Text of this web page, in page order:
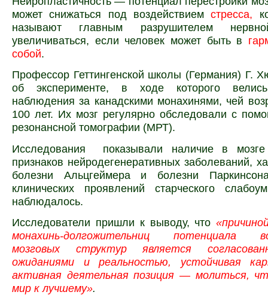
может снижаться под воздействиемстресса,
называют главным разрушителем
увеличиваться, если человек может быть в
собой.
Профессор Геттингенской школы (Германия) Г.
об эксперименте, в ходе которого велись
наблюдения за канадскими монахинями, чей
100 лет. Их мозг регулярно обследовали с
резонансной томографии (МРТ).
Исследования показывали наличие в
признаков нейродегенеративных заболеваний,
болезни Альцгеймера и болезни
клинических проявлений старческого
наблюдалось.
Исследователи пришли к выводу, что
монахинь-долгожительниц потенциала
мозговых структур является
ожиданиями и реальностью, устойчивая
активная деятельная позиция — молиться,
мир к лучшему».